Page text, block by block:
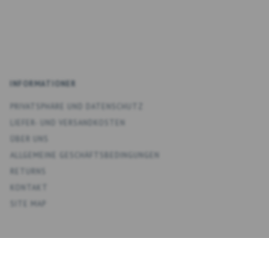
INFORMATIONER
LIEFER- UND VERSANDKOSTEN
ALLGEMEINE GESCHÄFTSBEDINGUNGEN
KONTAKT
SITE MAP